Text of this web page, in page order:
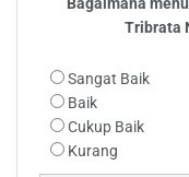
Tribrata
Sangat Baik
Baik
Cukup Baik
Kurang